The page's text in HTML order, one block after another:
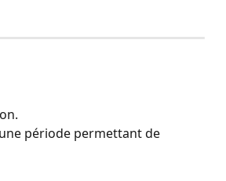
période permettant de